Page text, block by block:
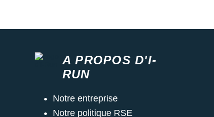
A PROPOS D'I-
RUN
Notre entreprise
Notre politique RSE